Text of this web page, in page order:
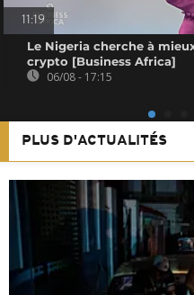
11:19
Le Nigeria cherche à
crypto [Business Africa]
06/08 - 17:15
PLUS D'ACTUALITÉS